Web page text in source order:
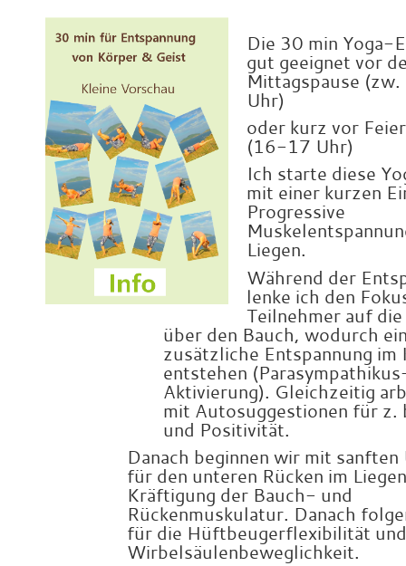
Die 30 min Yoga-
gut geeignet vor
Mittagspause
Uhr)
oder kurz vor
(16-17 Uhr)
Ich starte diese
mit einer kurzen
Progressive
Liegen.
Während der
lenke ich den
Teilnehmer auf
über den Bauch, wodurch
zusätzliche Entspannung im
entstehen
Aktivierung). Gleichzeitig
mit Autosuggestionen für z.
und Positivität.
Danach beginnen wir mit sanften
für den unteren Rücken im
Kräftigung der Bauch- und
Rückenmuskulatur. Danach
für die Hüftbeugerflexibilität und
Wirbelsäulenbeweglichkeit.